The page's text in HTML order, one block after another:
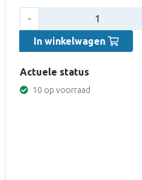
-
In winkelwagen
Actuele status
10 op voorraad